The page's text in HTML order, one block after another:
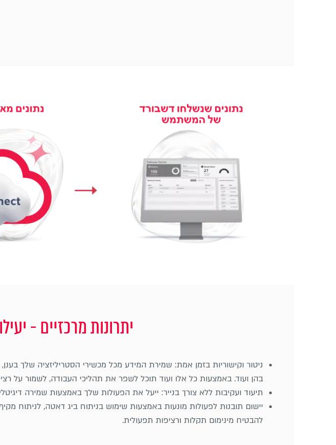
יתרונות מרכזיים -
ניטור וקישוריות בזמן אמת: שמירת המידע מכל מכשירי הסטריליזציה שלך
בהן ועוד. באמצעות כל אלו ועוד תוכל לשפר את תהליכי העבודה, לשמור על
תיעוד ועקיבות ללא צורך בנייר: ייעל את הפעולות שלך באמצעות שמירה
יישום תובנות לפעולות מונעות באמצעות שימוש בניתוח ביג דאטה, לניתוח
להבטיח מינימום תקלות ורציפות תפעולית.